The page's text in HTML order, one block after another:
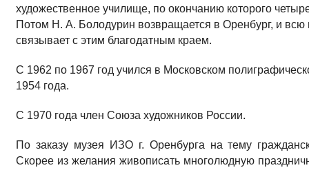
худо­жественное училище, по окончанию которого
Потом Н. А. Болодурин возвращается в Оренбург, и
связывает с этим благодатным краем.
С 1962 по 1967 год учился в Московском
1954 года.
С 1970 года член Союза художников России.
По заказу музея ИЗО г. Оренбурга на тему
Скорее из желания живописать многолюдную